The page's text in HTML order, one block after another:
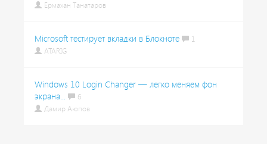
Ермахан Танатаров
Microsoft тестирует вкладки в Блокноте
1
ATARIG
Windows 10 Login Changer — легко меняем фон
экрана...
6
Дамир Аюпов